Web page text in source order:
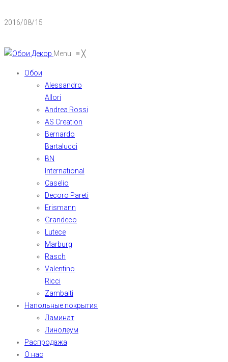
2016/08/15
Menu ≡╳
Обои
Alessandro
Allori
Andrea Rossi
AS Creation
Bernardo
Bartalucci
BN
International
Caselio
Decoro Pareti
Erismann
Grandeco
Lutece
Marburg
Rasch
Valentino
Ricci
Zambaiti
Напольные покрытия
Ламинат
Линолеум
Распродажа
О нас